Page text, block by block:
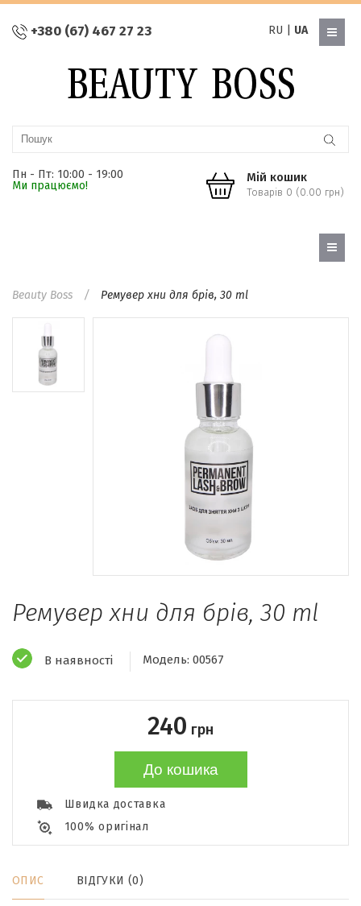
+380 (67) 467 27 23 RU UA
Пн - Пт: 10:00 - 19:00
Ми працюємо!
Мій кошик
Товарів 0 (0.00 грн)
Beauty Boss Ремувер хни для брів, 30 ml
Ремувер хни для брів, 30 ml
В наявності Модель: 00567
240 грн
До кошика
Швидка доставка
100% оригінал
ОПИС ВІДГУКИ (0)